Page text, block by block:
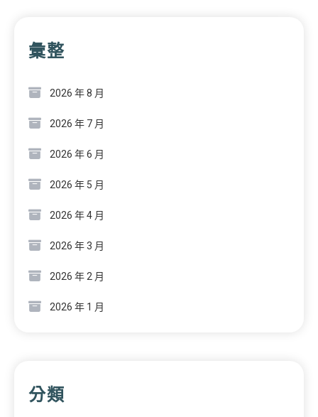
彙整
2026 年 8 月
2026 年 7 月
2026 年 6 月
2026 年 5 月
2026 年 4 月
2026 年 3 月
2026 年 2 月
2026 年 1 月
分類